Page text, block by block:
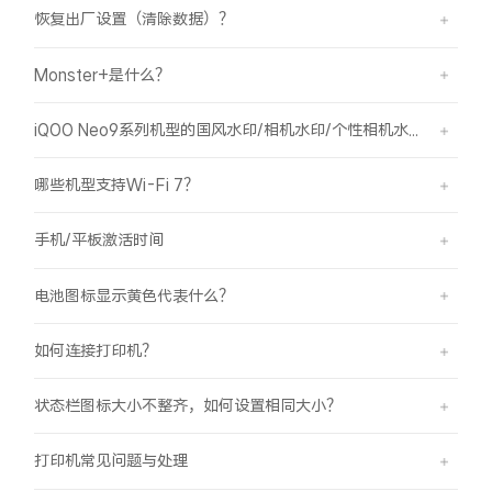
恢复出厂设置（清除数据）？
Monster+是什么？
哪些机型支持Wi-Fi 7？
手机/平板激活时间
电池图标显示黄色代表什么？
如何连接打印机？
状态栏图标大小不整齐，如何设置相同大小？
打印机常见问题与处理